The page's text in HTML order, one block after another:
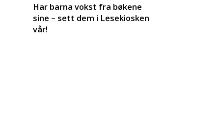
Har barna vokst fra bøkene
sine – sett dem i Lesekiosken
vår!